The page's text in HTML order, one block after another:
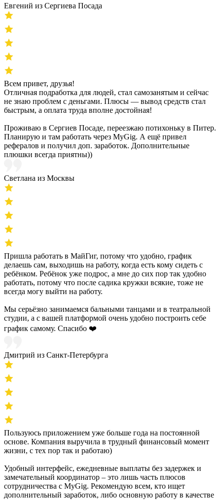
Евгений из Сергиева Посада
Всем привет, друзья!
Отличная подработка для людей, стал самозанятым и сейчас
не знаю проблем с деньгами. Плюсы — вывод средств стал
быстрым, а оплата труда вполне достойная!
Проживаю в Сергиев Посаде, переезжаю потихоньку в Питер.
Планирую и там работать через MyGig. А ещё привел
рефералов и получил доп. заработок. Дополнительные
плюшки всегда приятны))
Светлана из Москвы
Пришла работать в МайГиг, потому что удобно, график
делаешь сам, выходишь на работу, когда есть кому сидеть с
ребёнком. Ребёнок уже подрос, а мне до сих пор так удобно
работать, потому что после садика кружки всякие, тоже не
всегда могу выйти на работу.
Мы серьёзно занимаемся бальными танцами и в театральной
студии, а с вашей платформой очень удобно построить себе
график самому. Спасибо ❤️
Дмитрий из Санкт-Петербурга
Пользуюсь приложением уже больше года на постоянной
основе. Компания выручила в трудный финансовый момент
жизни, с тех пор так и работаю)
Удобный интерфейс, ежедневные выплаты без задержек и
замечательный координатор – это лишь часть плюсов
сотрудничества с MyGig. Рекомендую всем, кто ищет
дополнительный заработок, либо основную работу в качестве